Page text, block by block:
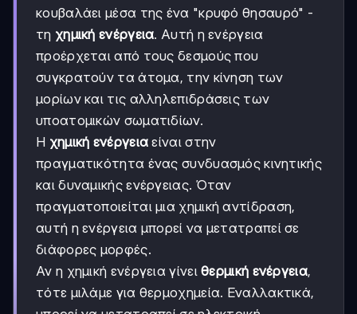
κουβαλάει μέσα της ένα "κρυφό θησαυρό" -
τη χημική ενέργεια. Αυτή η ενέργεια
προέρχεται από τους δεσμούς που
συγκρατούν τα άτομα, την κίνηση των
μορίων και τις αλληλεπιδράσεις των
υποατομικών σωματιδίων.
Η χημική ενέργεια είναι στην
πραγματικότητα ένας συνδυασμός κινητικής
και δυναμικής ενέργειας. Όταν
πραγματοποιείται μια χημική αντίδραση,
αυτή η ενέργεια μπορεί να μετατραπεί σε
διάφορες μορφές.
Αν η χημική ενέργεια γίνειθερμική ενέργεια,
τότε μιλάμε για θερμοχημεία. Εναλλακτικά,